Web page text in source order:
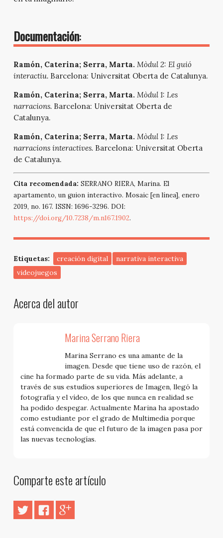
Documentación:
Ramón, Caterina; Serra, Marta. Mòdul 2: El guió
interactiu.Barcelona: Universitat Oberta de Catalunya.
Ramón, Caterina; Serra, Marta. Mòdul 1: Les
narracions. Barcelona: Universitat Oberta de
Catalunya.
Ramón, Caterina; Serra, Marta. Mòdul 1: Les
narracions interactives. Barcelona: Universitat Oberta
de Catalunya.
Cita recomendada: SERRANO RIERA, Marina. El
apartamento, un guion interactivo. Mosaic [en línea], enero
2019, no. 167. ISSN: 1696-3296. DOI:
https://doi.org/10.7238/m.n167.1902.
Etiquetas: creación digital
narrativa interactiva
videojuegos
Acerca del autor
Marina Serrano Riera
Marina Serrano es una amante de la
imagen. Desde que tiene uso de razón, el
cine ha formado parte de su vida. Más adelante, a
través de sus estudios superiores de Imagen, llegó la
fotografía y el vídeo, de los que nunca en realidad se
ha podido despegar. Actualmente Marina ha apostado
como estudiante por el grado de Multimedia porque
está convencida de que el futuro de la imagen pasa por
las nuevas tecnologías.
Comparte este artículo